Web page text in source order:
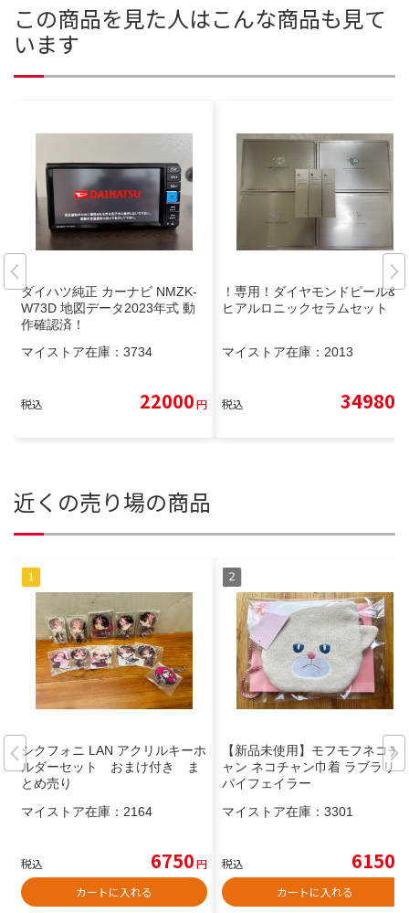
この商品を見た人はこんな商品も見て
います
ダイハツ純正 カーナビ NMZK-
W73D 地図データ2023年式 動
作確認済！
マイストア在庫： 3734
税込 22000円
！専用！ダイヤモンドピール&
ヒアルロニックセラムセット
マイストア在庫： 2013
税込 34980
近くの売り場の商品
シクフォニ LAN アクリルキーホ
ルダーセット おまけ付き ま
とめ売り
マイストア在庫： 2164
税込 6750円
カートに入れる
【新品未使用】モフモフネコチ
ャン ネコチャン巾着 ラブラリー
バイフェイラー
マイストア在庫： 3301
税込 6150
カートに入れる